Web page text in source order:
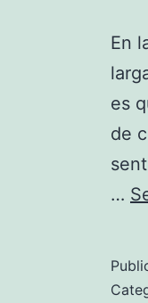
En
es
de
…